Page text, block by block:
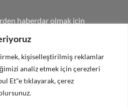
kişiselleştirilmiş reklamlar
analiz etmek için çerezleri
Et"e tıklayarak, çerez
haberdar olmak için